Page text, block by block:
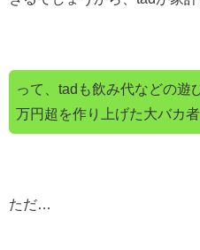
って、tadも飲み代などの遊
万円超を作り上げた大バカ
ただ…